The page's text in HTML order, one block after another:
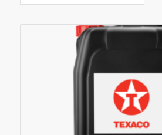
les
ordre
descendant